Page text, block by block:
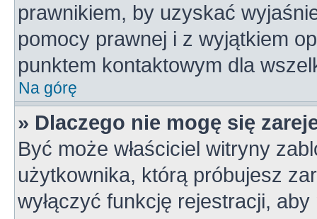
prawnikiem, by uzyskać
pomocy prawnej i z wyjątkiem
punktem kontaktowym dla
Na górę
» Dlaczego nie mogę się
Być może właściciel witryny
użytkownika, którą próbujesz
wyłączyć funkcję rejestracji,